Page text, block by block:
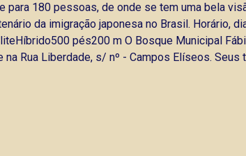
para 180 pessoas, de onde se tem uma bela
da imigração japonesa no Brasil. Horário,
pés200 m O Bosque Municipal
Rua Liberdade, s/ nº - Campos Elíseos.